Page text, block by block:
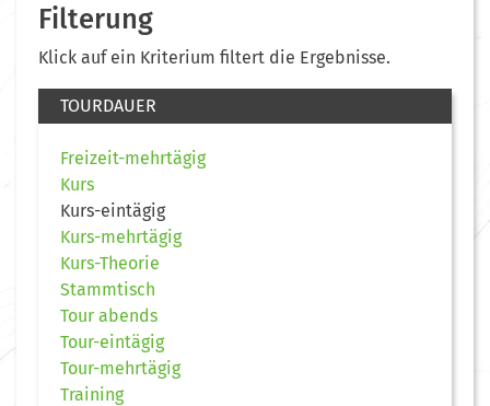
Filterung
Klick auf ein Kriterium filtert die Ergebnisse.
TOURDAUER
Freizeit-mehrtägig
Kurs
Kurs-eintägig
Kurs-mehrtägig
Kurs-Theorie
Stammtisch
Tour abends
Tour-eintägig
Tour-mehrtägig
Training